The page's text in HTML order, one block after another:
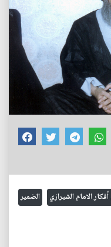
الامام الشيرازي الضمير